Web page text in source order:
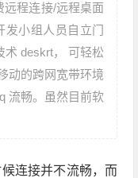
程连接/远程桌面
发小组人员自立门
术 deskrt， 可轻松
动的跨网宽带环境
流畅。虽然目前软
连接并不流畅，而